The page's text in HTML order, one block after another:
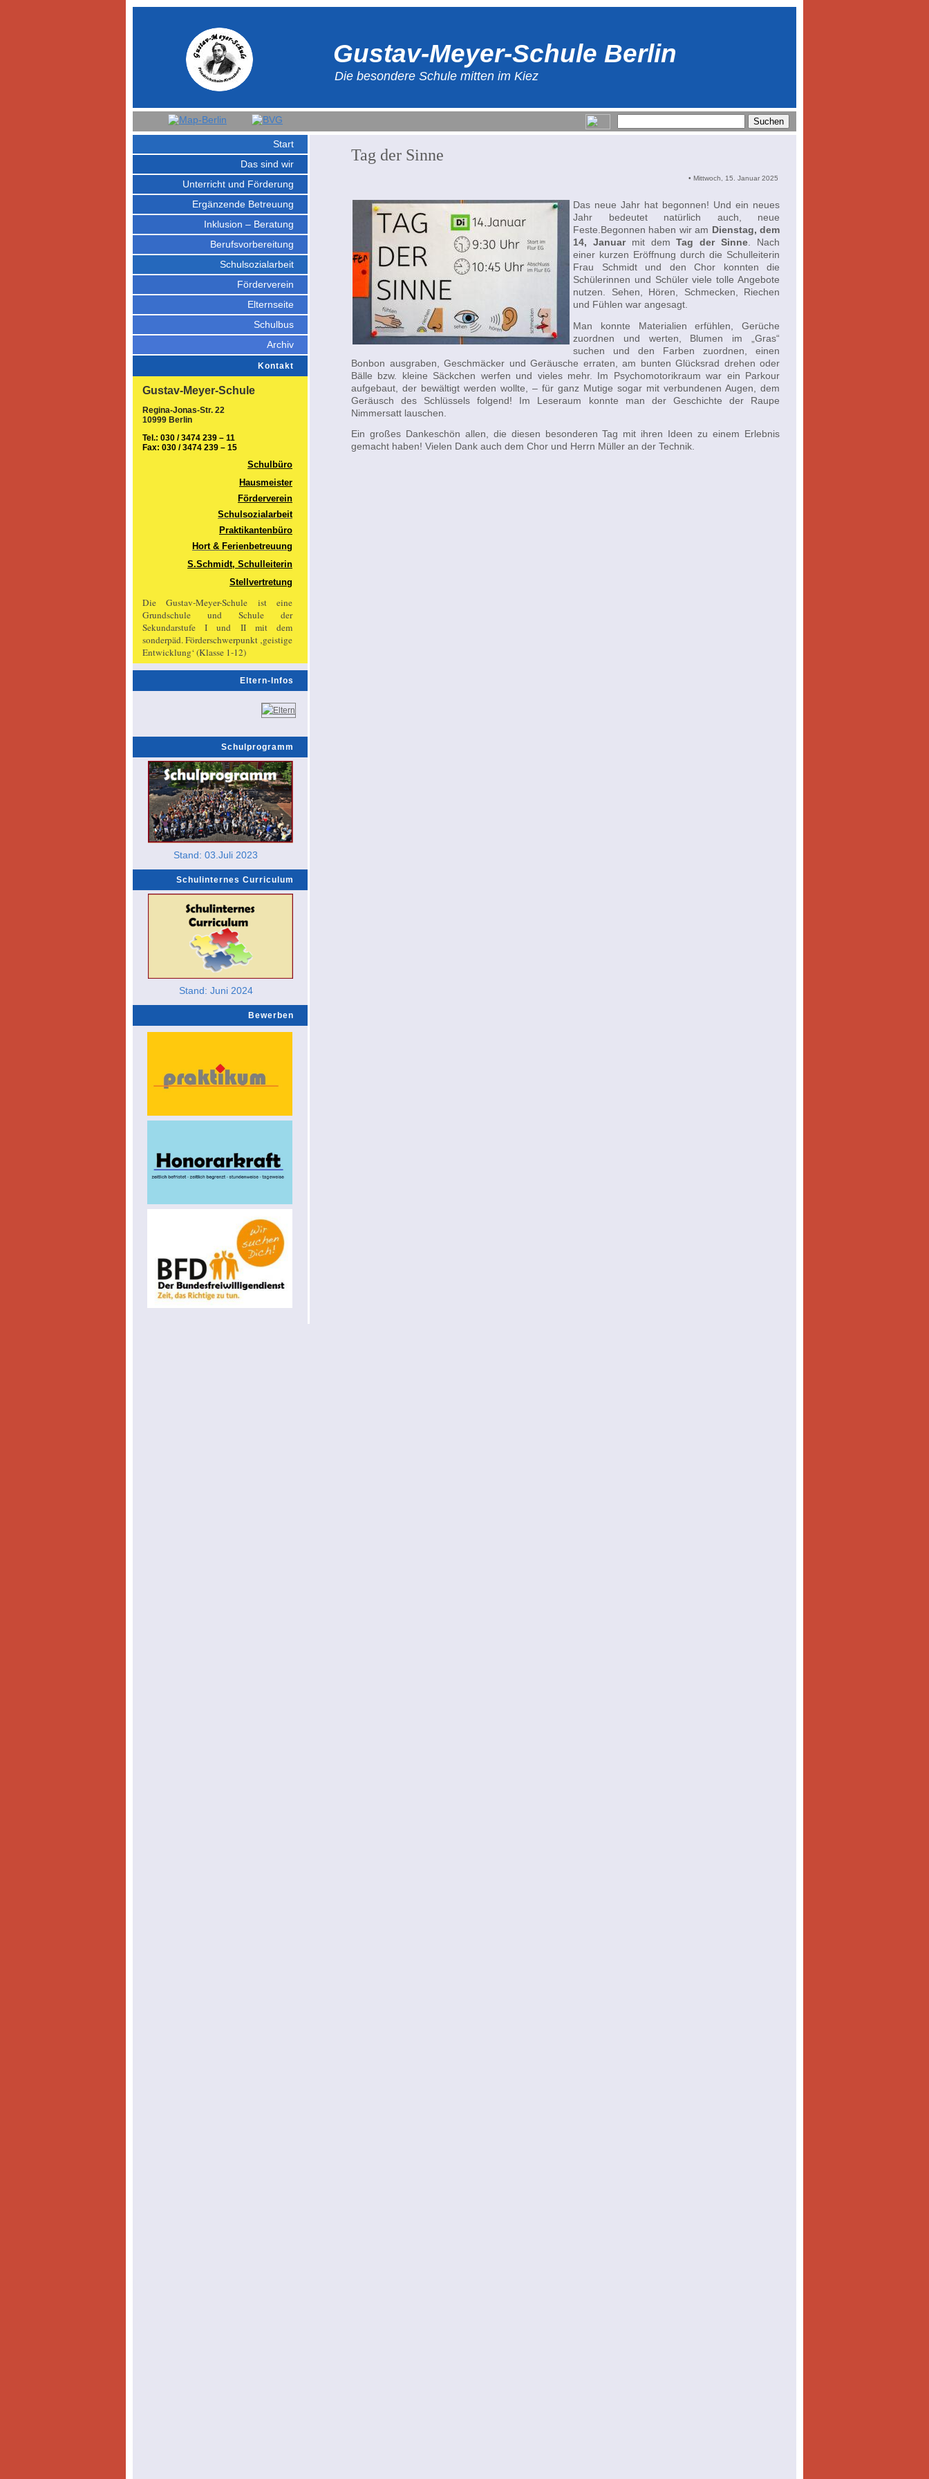
Gustav-Meyer-Schule Berlin
Start
Das sind wir
Unterricht und Förderung
Ergänzende Betreuung
Inklusion – Beratung
Berufsvorbereitung
Schulsozialarbeit
Förderverein
Elternseite
Schulbus
Archiv
Kontakt
Gustav-Meyer-Schule
Regina-Jonas-Str. 22
10999 Berlin
Tel.: 030 / 3474 239 – 11
Fax: 030 / 3474 239 – 15
Schulbüro
Hausmeister
Förderverein
Schulsozialarbeit
Praktikantenbüro
Hort & Ferienbetreuung
S.Schmidt, Schulleiterin
Stellvertretung
Die Gustav-Meyer-Schule ist eine
Grundschule und Schule der
Sekundarstufe I und II mit dem
sonderpäd. Förderschwerpunkt ‚geistige
Entwicklung‘ (Klasse 1-12)
Eltern-Infos
Schulprogramm
Stand: 03.Juli 2023
Schulinternes Curriculum
Stand: Juni 2024
Bewerben
Die besondere Schule mitten im Kiez
Tag der Sinne
• Mittwoch, 15. Januar 2025
Das neue Jahr hat begonnen! Und ein neues
Jahr bedeutet natürlich auch, neue
Feste.Begonnen haben wir am Dienstag, dem
14, Januarmit dem Tag der Sinne . Nach
einer kurzen Eröffnung durch die Schulleiterin
Frau Schmidt und den Chor konnten die
Schülerinnen und Schüler viele tolle Angebote
nutzen. Sehen, Hören, Schmecken, Riechen
und Fühlen war angesagt.
Man konnte Materialien erfühlen, Gerüche
zuordnen und werten, Blumen im „Gras“
suchen und den Farben zuordnen, einen
Bonbon ausgraben, Geschmäcker und Geräusche erraten, am bunten Glücksrad drehen oder
Bälle bzw. kleine Säckchen werfen und vieles mehr. Im Psychomotorikraum war ein Parkour
aufgebaut, der bewältigt werden wollte, – für ganz Mutige sogar mit verbundenen Augen, dem
Geräusch des Schlüssels folgend! Im Leseraum konnte man der Geschichte der Raupe
Nimmersatt lauschen.
Ein großes Dankeschön allen, die diesen besonderen Tag mit ihren Ideen zu einem Erlebnis
gemacht haben! Vielen Dank auch dem Chor und Herrn Müller an der Technik.